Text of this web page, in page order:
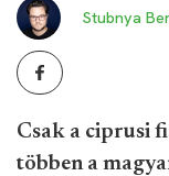
Stubnya
Csak a ciprusi
többen a